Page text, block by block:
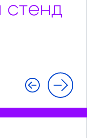
стенд